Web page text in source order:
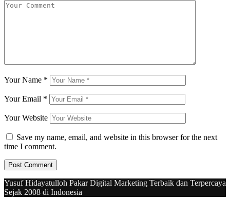
Your Name *
Your Email *
Your Website
Save my name, email, and website in this browser for the next
time I comment.
Yusuf Hidayatulloh Pakar Digital Marketing Terbaik dan Terpercaya
Sejak 2008 di Indonesia